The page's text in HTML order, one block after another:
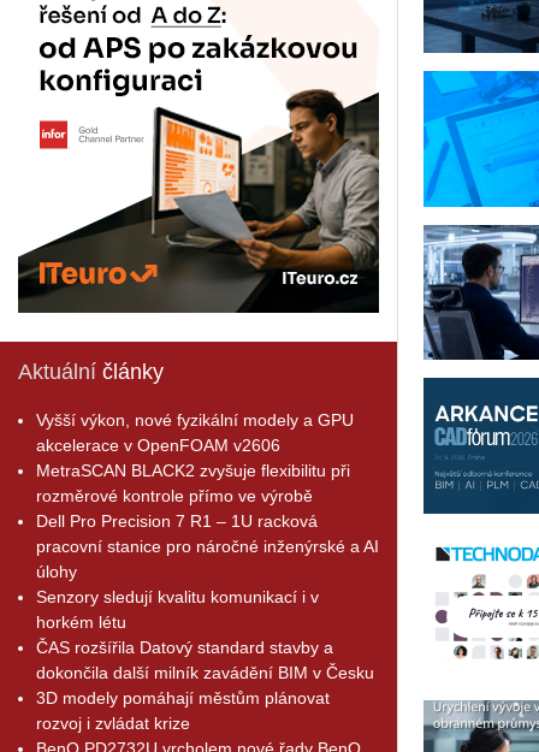
Aktuální články
Vyšší výkon, nové fyzikální modely a GPU
akcelerace v OpenFOAM v2606
MetraSCAN BLACK2 zvyšuje flexibilitu při
rozměrové kontrole přímo ve výrobě
Dell Pro Precision 7 R1 – 1U racková
pracovní stanice pro náročné inženýrské a AI
úlohy
Senzory sledují kvalitu komunikací i v
horkém létu
ČAS rozšířila Datový standard stavby a
dokončila další milník zavádění BIM v Česku
3D modely pomáhají městům plánovat
rozvoj i zvládat krize
BenQ PD2732U vrcholem nové řady BenQ